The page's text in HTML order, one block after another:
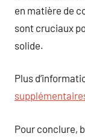
en matière de
sont cruciaux
solide.
Plus
Pour conclure,